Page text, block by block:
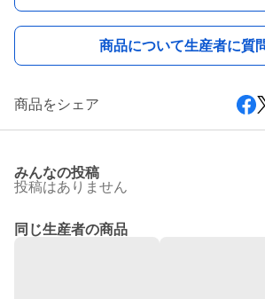
商品について生産者に質
商品をシェア
みんなの投稿
投稿はありません
同じ生産者の商品